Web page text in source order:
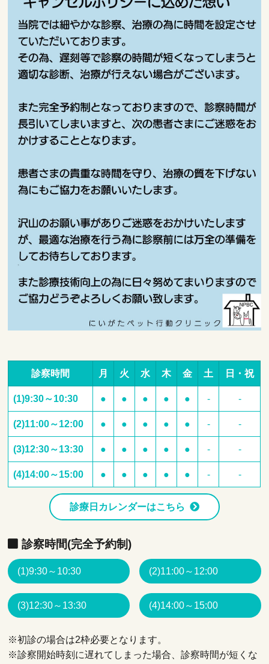
診察時間 月 火 水 木 金 土 日・祝
(1)9:30～10:30 ● ● ● ● ● - -
(2)11:00～12:00 ● ● ● ● ● - -
(3)12:30～13:30 ● ● ● ● ● - -
(4)14:00～15:00 ● ● ● ● ● - -
診療日カレンダーはこちら
診察時間(完全予約制)
(1)9:30～10:30 (2)11:00～12:00
(3)12:30～13:30 (4)14:00～15:00
※初診の場合は2枠必要となります。
※診察開始時刻に遅れてしまった場合、診察時間が短くな